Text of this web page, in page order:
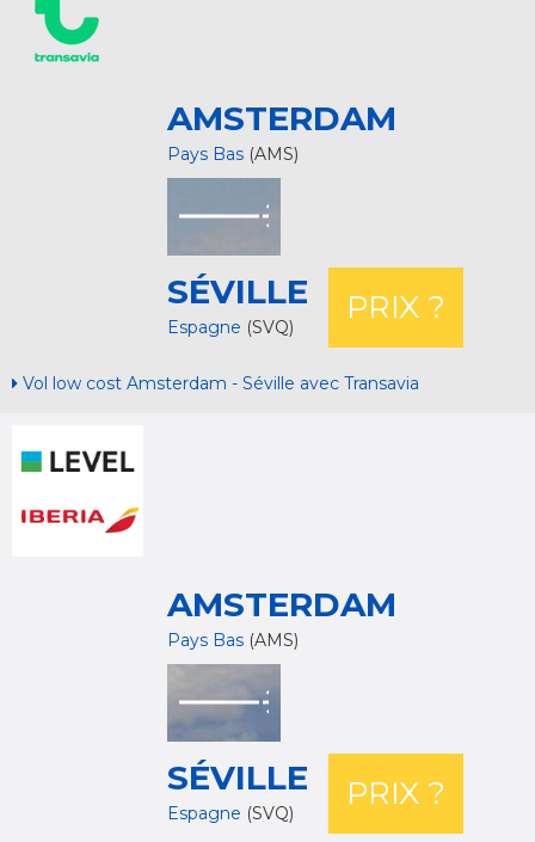
AMSTERDAM
Pays Bas (AMS)
SÉVILLE
Espagne (SVQ)
PRIX ?
Vol low cost Amsterdam - Séville avec Transavia
AMSTERDAM
Pays Bas (AMS)
SÉVILLE
Espagne (SVQ)
PRIX ?